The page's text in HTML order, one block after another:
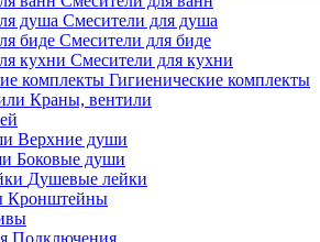
Смесители для душа
Смесители для биде
Смесители для кухни
Гигиенические комплекты
Краны, вентили
Верхние души
Боковые души
Душевые лейки
Кронштейны
Подключения